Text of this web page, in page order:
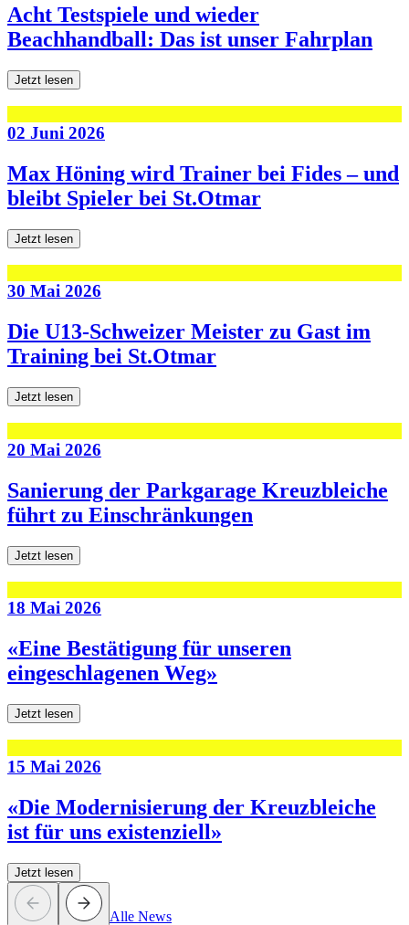
Acht Testspiele und wieder
Beachhandball: Das ist unser Fahrplan
Jetzt lesen
02 Juni 2026
Max Höning wird Trainer bei Fides – und
bleibt Spieler bei St.Otmar
Jetzt lesen
30 Mai 2026
Die U13-Schweizer Meister zu Gast im
Training bei St.Otmar
Jetzt lesen
20 Mai 2026
Sanierung der Parkgarage Kreuzbleiche
führt zu Einschränkungen
Jetzt lesen
18 Mai 2026
«Eine Bestätigung für unseren
eingeschlagenen Weg»
Jetzt lesen
15 Mai 2026
«Die Modernisierung der Kreuzbleiche
ist für uns existenziell»
Jetzt lesen
Alle News